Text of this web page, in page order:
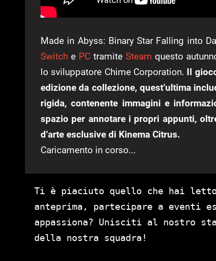
Made in Abyss: Binary Star Falling into
Switch e PCtramite Steam questo
lo sviluppatore Chime Corporation. Il
edizione da collezione, quest’ultima
rigida, contenente immagini e
spazio per annotare i propri appunti,
d’arte esclusive di Kinema Citrus.
Caricamento in corso...
Ti è piaciuto quello che hai
anteprima, partecipare a eventi
appassiona? Unisciti al nostro
della nostra squadra!